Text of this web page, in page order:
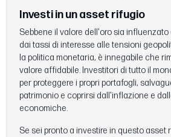
Investi in un asset rifugio
Sebbene il valore dell'oro sia
dai tassi di interesse alle tensioni
la politica monetaria, è innegabile che
valore affidabile. Investitori di tutto il
per proteggere i propri portafogli,
patrimonio e coprirsi dall'inflazione e
economiche.
Se sei pronto a investire in questo asset